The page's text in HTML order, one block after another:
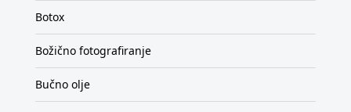
Botox
Božično fotografiranje
Bučno olje